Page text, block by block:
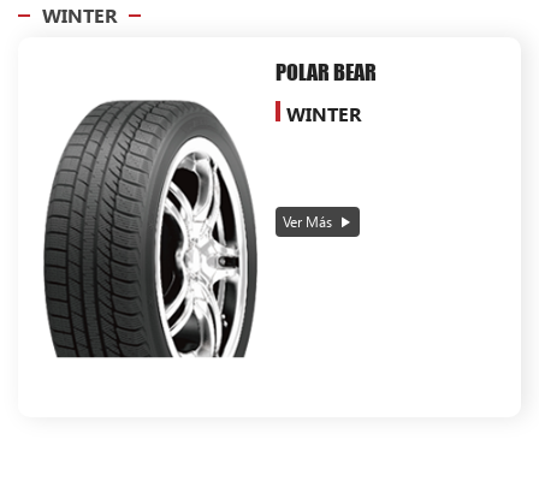
WINTER
POLAR BEAR
WINTER
Ver Más